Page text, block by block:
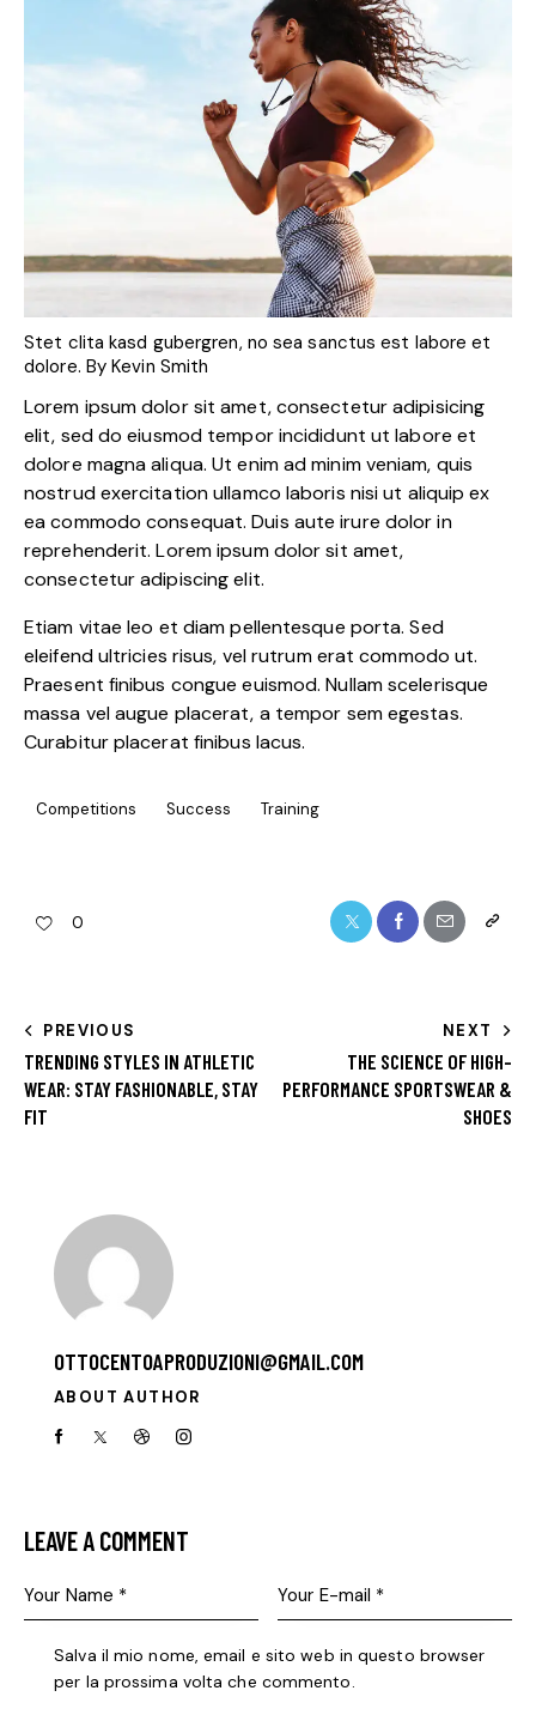
Stet clita kasd gubergren, no sea sanctus est labore et
dolore. ByKevin Smith
Lorem ipsum dolor sit amet, consectetur adipisicing
elit, sed do eiusmod tempor incididunt ut labore et
dolore magna aliqua. Ut enim ad minim veniam, quis
nostrud exercitation ullamco laboris nisi ut aliquip ex
ea commodo consequat. Duis aute irure dolor in
reprehenderit. Lorem ipsum dolor sit amet,
consectetur adipiscing elit.
Etiam vitae leo et diam pellentesque porta. Sed
eleifend ultricies risus, vel rutrum erat commodo ut.
Praesent finibus congue euismod. Nullam scelerisque
massa vel augue placerat, a tempor sem egestas.
Curabitur placerat finibus lacus.
Competitions Success Training
0 Twitter FacebookShare- Copy
NAVIGAZIONE
ARTICOLI
PREVIOUS
TRENDING STYLES IN ATHLETIC
WEAR: STAY FASHIONABLE, STAY
FIT
NEXT
THE SCIENCE OF HIGH-
PERFORMANCE SPORTSWEAR &
SHOES
OTTOCENTOAPRODUZIONI@GMAIL.COM
ABOUT AUTHOR
facebook-
twitter-dribble-instagram
LEAVE A COMMENT
Salva il mio nome, email e sito web in questo browser
per la prossima volta che commento.